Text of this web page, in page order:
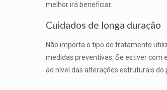
melhor irá beneficiar.
Cuidados de longa duração
Não importa o tipo de tratamento
medidas preventivas. Se estiver com
ao nível das alterações estruturais do